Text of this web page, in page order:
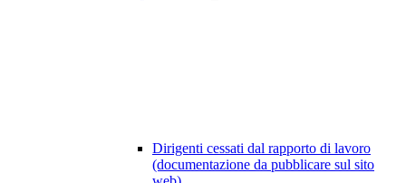
Dirigenti cessati dal rapporto di lavoro
(documentazione da pubblicare sul sito